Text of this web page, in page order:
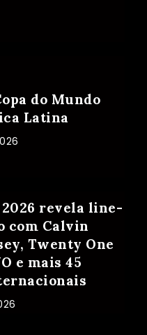
do Mundo
Latina
revela line-
com Calvin
Twenty One
e mais 45